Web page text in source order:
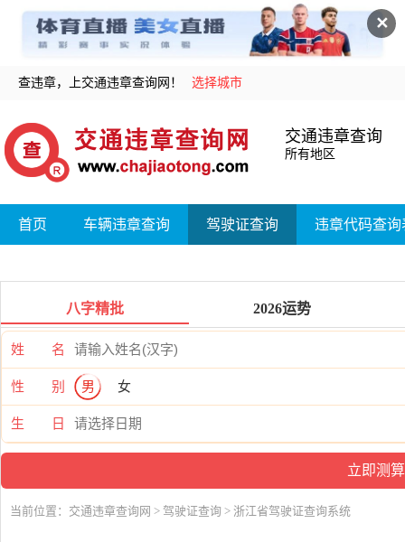
✕
查违章，上交通违章查询网！ 选择城市
交通违章查询
所有地区
首页 车辆违章查询 驾驶证查询 违章代码查询
八字精批 2026运势
姓 名
性 别 男 女
生 日
当前位置： 交通违章查询网 > 驾驶证查询 > 浙江省驾驶证查询系统